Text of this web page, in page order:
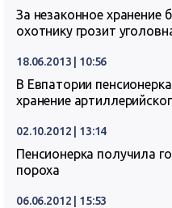
За незаконное
охотнику грозит
18.06.2013 | 10:56
В Евпатории
хранение
02.10.2012 | 13:14
Пенсионерка получила
пороха
06.06.2012 | 15:53